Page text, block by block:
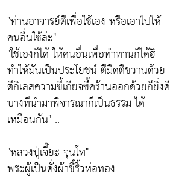
"ท่านอาจารย์ตีเพื่อใช้เอง หรือเอาไปให้
คนอื่นใช้ล่ะ"
"ใช้เองก็ได้ ให้คนอื่นเพื่อทำทานก็ได้ฮิ
ทำให้มันเป็นประโยชน์ตีมีดตีขวานด้วย
ตีกิเลสความขี้เกียจขึ้คร้านออกด้วยก็ยิ่งดี
บางทีนำมาพิจารณาก็เป็นธรรม ได้
เหมือนกัน" ..
"หลวงปู่เจี๊ยะ จุนโท"
พระผู้เป็นดั่งผ้าขี้ริ้วห่อทอง